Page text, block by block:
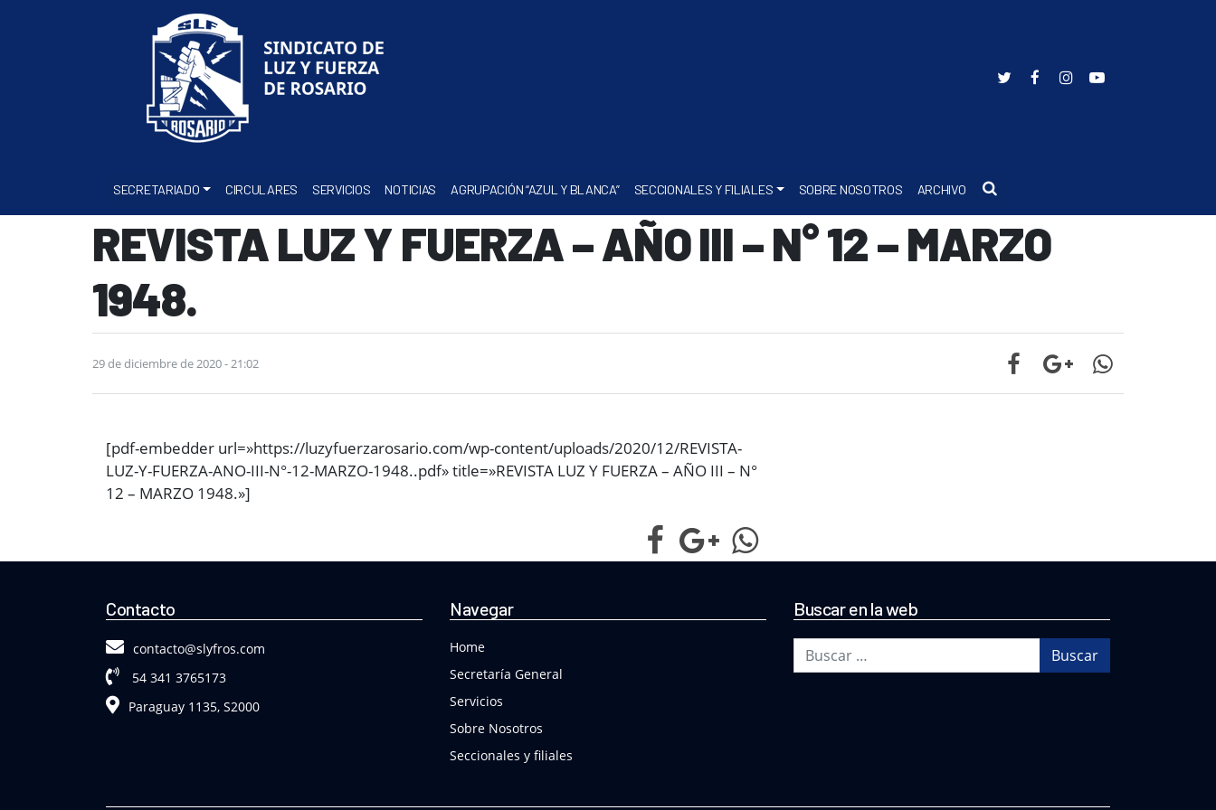
SECRETARIADO CIRCULARES SERVICIOS NOTICIAS AGRUPACIÓN “AZUL Y BLANCA” SECCIONALES Y FILIALES SOBRE NOSOTROS ARCHIVO Buscar
REVISTA LUZ Y FUERZA – AÑO III – N° 12 – MARZO
1948.
29 de diciembre de 2020 - 21:02
[pdf-embedder url=»https://luzyfuerzarosario.com/wp-content/uploads/2020/12/REVISTA-
LUZ-Y-FUERZA-ANO-III-N°-12-MARZO-1948..pdf» title=»REVISTA LUZ Y FUERZA – AÑO III – N°
12 – MARZO 1948.»]
Contacto
contacto@slyfros.com
54 341 3765173
Paraguay 1135, S2000
Navegar
Home
Secretaría General
Servicios
Sobre Nosotros
Seccionales y filiales
Buscar en la web
Buscar